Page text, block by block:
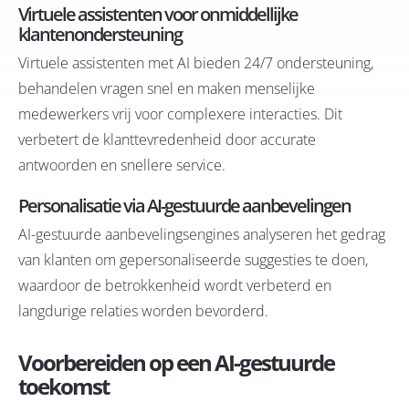
Virtuele assistenten voor onmiddellijke
klantenondersteuning
Virtuele assistenten met AI bieden 24/7 ondersteuning,
behandelen vragen snel en maken menselijke
medewerkers vrij voor complexere interacties. Dit
verbetert de klanttevredenheid door accurate
antwoorden en snellere service.
Personalisatie via AI-gestuurde aanbevelingen
AI-gestuurde aanbevelingsengines analyseren het gedrag
van klanten om gepersonaliseerde suggesties te doen,
waardoor de betrokkenheid wordt verbeterd en
langdurige relaties worden bevorderd.
Voorbereiden op een AI-gestuurde
toekomst